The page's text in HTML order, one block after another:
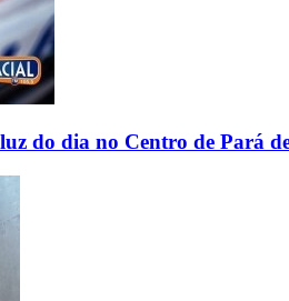
do dia no Centro de Pará